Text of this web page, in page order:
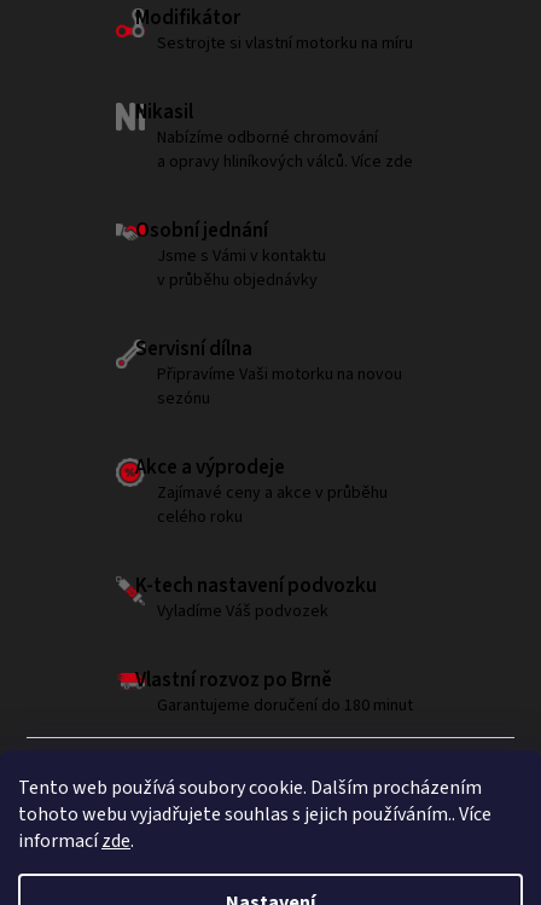
Tento web používá soubory cookie. Dalším procházením
tohoto webu vyjadřujete souhlas s jejich používáním.. Více
informacízde.
Modifikátor
Sestrojte si vlastní motorku na míru
Nikasil
Nabízíme odborné chromování
a opravy hliníkových válců. Více zde
Osobní jednání
Jsme s Vámi v kontaktu
v průběhu objednávky
Servisní dílna
Připravíme Vaši motorku na novou
sezónu
Akce a výprodeje
Zajímavé ceny a akce v průběhu
celého roku
K-tech nastavení podvozku
Vyladíme Váš podvozek
Vlastní rozvoz po Brně
Garantujeme doručení do 180 minut